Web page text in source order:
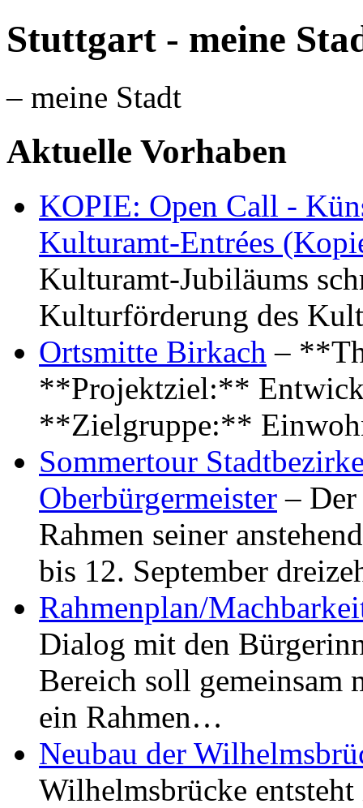
Stuttgart - meine
– meine Stadt
Aktuelle Vorhaben
KOPIE: Open Call -
Kulturamt-Entrées
Kulturamt-Jubiläums
Kulturförderung des
Ortsmitte Birkach –
**Projektziel:**
**Zielgruppe:**
Sommertour
Oberbürgermeister –
Rahmen seiner
bis 12. September
Rahmenplan/
Dialog mit den
Bereich soll gemeinsam
ein Rahmen…
Neubau der
Wilhelmsbrücke